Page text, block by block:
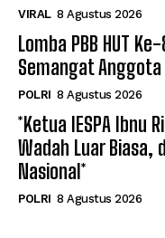
VIRAL 8 Agustus 2026
Lomba PBB HUT
Semangat
POLRI 8 Agustus 2026
*Ketua IESPA Ibnu
Wadah Luar Biasa,
Nasional*
POLRI 8 Agustus 2026